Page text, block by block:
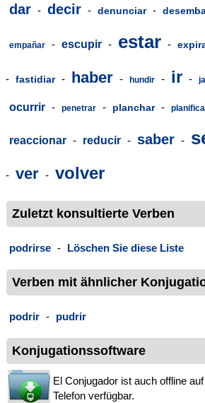
dar - decir - denunciar -
empañar - escupir - estar -
- fastidiar - haber - hundir - ir -
ocurrir - penetrar - planchar -
reaccionar - reducir - saber -
- ver - volver
Zuletzt konsultierte Verben
podrirse - Löschen Sie diese Liste
Verben mit ähnlicher
podrir - pudrir
Konjugationssoftware
El Conjugador ist auch offline
Telefon verfügbar.